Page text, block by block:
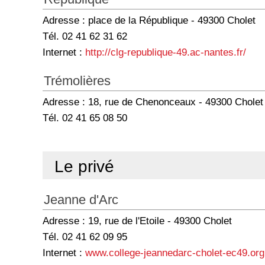
Adresse : place de la République - 49300 Cholet
Tél. 02 41 62 31 62
Internet : http://clg-republique-49.ac-nantes.fr/
Trémolières
Adresse : 18, rue de Chenonceaux - 49300 Cholet
Tél. 02 41 65 08 50
Le privé
Jeanne d'Arc
Adresse : 19, rue de l'Etoile - 49300 Cholet
Tél. 02 41 62 09 95
Internet : www.college-jeannedarc-cholet-ec49.org